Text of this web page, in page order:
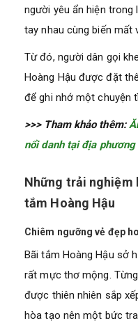
người yêu ẩn hiện trong
tay nhau cùng biến mất
Từ đó, người dân gọi
Hoàng Hậu được đặt
để ghi nhớ một chuyện
>>> Tham khảo thêm:
nổi danh tại địa phương
Những trải nghiệm
tắm Hoàng Hậu
Chiêm ngưỡng vẻ đẹp
Bãi tắm Hoàng Hậu sở
rất mực thơ mộng.
được thiên nhiên sắp
hòa tạo nên một bức